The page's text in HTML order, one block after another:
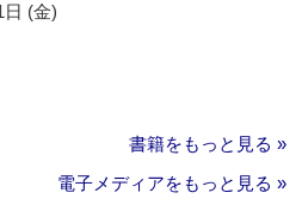
日 (金)
書籍をもっと見る »
電子メディアをもっと見る »